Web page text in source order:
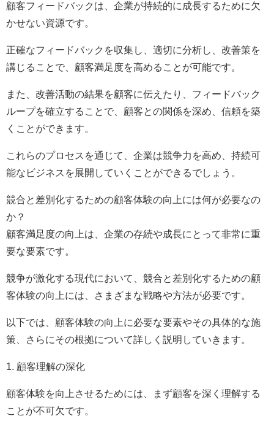
顧客フィードバックは、企業が持続的に成長するために欠
かせない資源です。
正確なフィードバックを収集し、適切に分析し、改善策を
講じることで、顧客満足度を高めることが可能です。
また、改善活動の結果を顧客に伝えたり、フィードバック
ループを確立することで、顧客との関係を深め、信頼を築
くことができます。
これらのプロセスを通じて、企業は競争力を高め、持続可
能なビジネスを展開していくことができるでしょう。
競合と差別化するための顧客体験の向上には何が必要なの
か？
顧客満足度の向上は、企業の存続や成長にとって非常に重
要な要素です。
競争が激化する現代において、競合と差別化するための顧
客体験の向上には、さまざまな戦略や方法が必要です。
以下では、顧客体験の向上に必要な要素やその具体的な施
策、さらにその根拠について詳しく説明していきます。
1. 顧客理解の深化
顧客体験を向上させるためには、まず顧客を深く理解する
ことが不可欠です。